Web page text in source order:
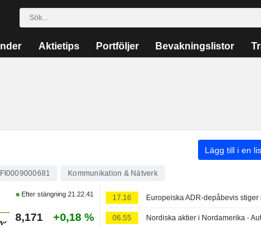
Aktietips Portföljer Bevakningslistor
Lägg till i en
FI0009000681 Kommunikation & Nätverk
Efter stängning 21.22.41
8,171 +0,18 %
17.16
06.55